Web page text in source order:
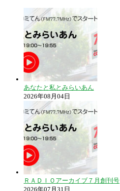
あなたと私とみらいあん
2026年08月04日
ＲＡＤＩＯアーカイブ７月創刊号
2026年07月31日